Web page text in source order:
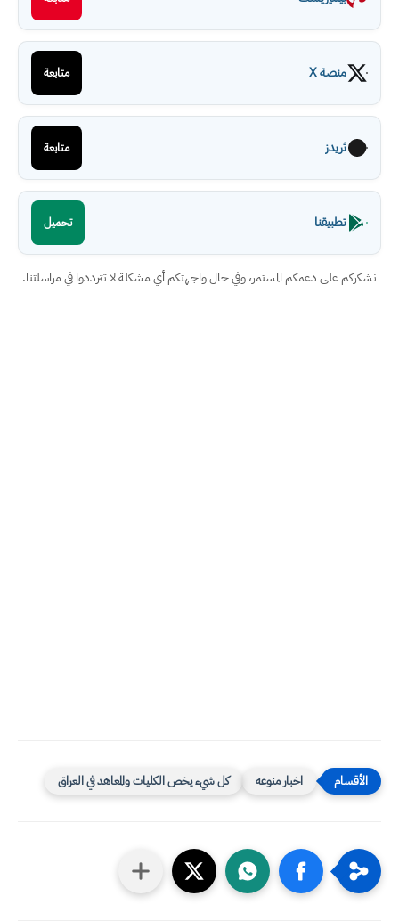
منصة X متابعة
ثريدز متابعة
تطبيقنا تحميل
نشكركم على دعمكم المستمر، وفي حال واجهتكم أي مشكلة لا تترددوا في مراسلتنا.
اخبار منوعه كل شيء يخص الكليات والمعاهد في العراق